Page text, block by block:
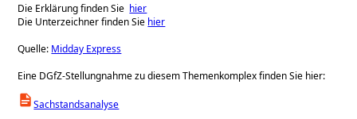
Die Erklärung finden Sie hier
Die Unterzeichner finden Sie hier
Quelle: Midday Express
Eine DGfZ-Stellungnahme zu diesem Themenkomplex finden Sie hier:
Sachstandsanalyse